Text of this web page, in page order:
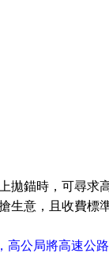
拋錨時，可尋求
生意，且收費標
高公局將高速公